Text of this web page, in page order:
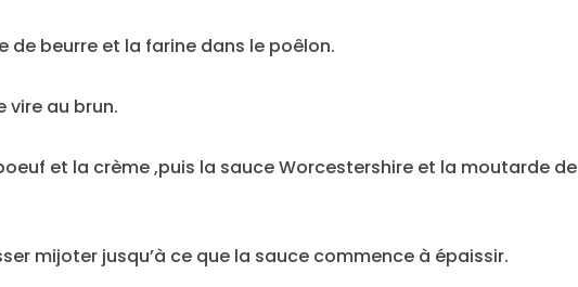
de beurre et la farine dans le poêlon.
vire au brun.
et la crème ,puis la sauce Worcestershire et la moutarde de
mijoter jusqu’à ce que la sauce commence à épaissir.